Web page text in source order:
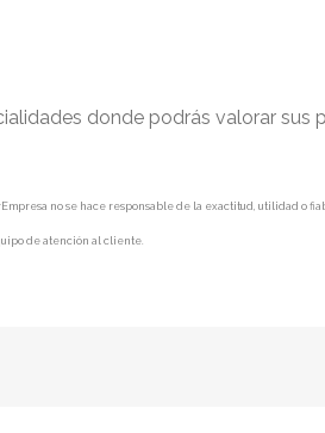
donde podrás valorar sus
no se hace responsable de la exactitud, utilidad o
de atención al cliente.